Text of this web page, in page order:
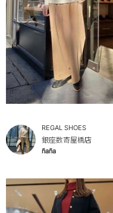
REGAL SHOES
銀座数寄屋橋店
ñaña